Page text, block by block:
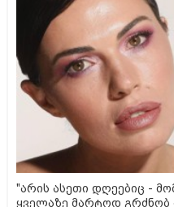
"არის ასეთი დღეებიც -
ყველაზე მარტოდ გრძნობ